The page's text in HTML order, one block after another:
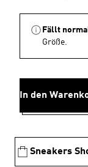
Fällt
Größe.
In den
Sneakers